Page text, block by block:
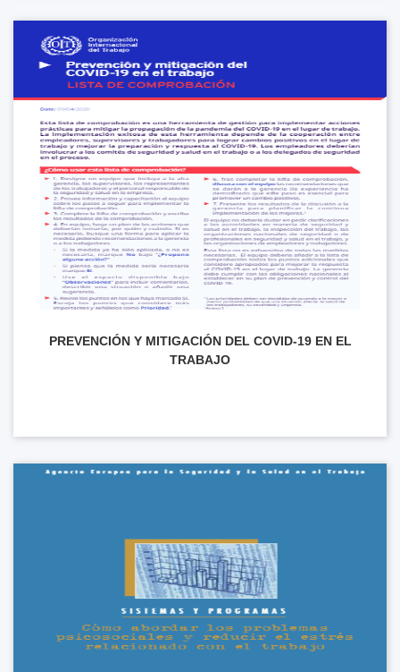
PREVENCIÓN Y MITIGACIÓN DEL COVID-19 EN EL
TRABAJO